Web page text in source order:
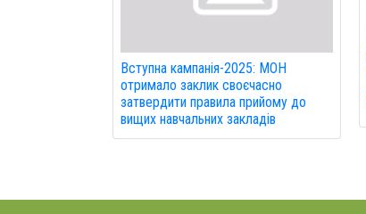
Вступна кампанія-2025: МОН
отримало заклик своєчасно
затвердити правила прийому до
вищих навчальних закладів